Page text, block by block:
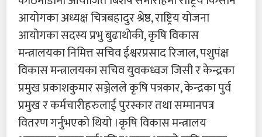
आयोगका अध्यक्ष चित्रबहादुर श्रेष्ठ, राष्ट्रिय योजना
आयोगका सदस्य प्रभु बुढाथोकी, कृषि विकास
मन्त्रालयका निमित्त सचिव ईश्वरप्रसाद रिजाल, पशुपंक्ष
विकास मन्त्रालयका सचिव युवकध्वज जिसी र केन्द्रका
प्रमुख प्रकाशकुमार सञ्जेलले कृषि पत्रकार, केन्द्रका पुर्व
प्रमुख र कर्मचारीहरुलाई पुरस्कार तथा सम्मानपत्र
वितरण गर्नुभएको थियो ।कृषि विकास मन्त्रालय